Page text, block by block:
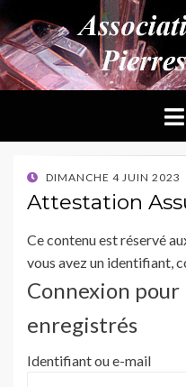
ANPF
Association Nantaise
POSTED
ON
DIMANCHE 4 JUIN 2023
Attestation
Ce contenu est réservé
vous avez un identifiant,
Connexion
enregistrés
Identifiant ou e-mail